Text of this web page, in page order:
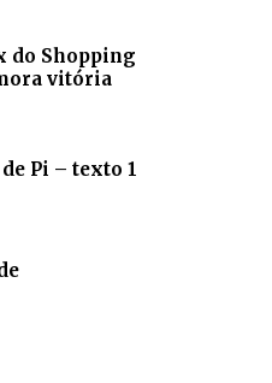
do Shopping
vitória
Pi – texto 1